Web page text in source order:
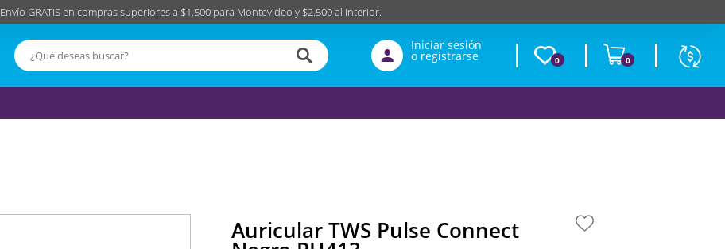
Envío GRATIS en compras superiores a $1.500 para Montevideo y $2.500 al Interior.
Iniciar sesión
o registrarse 0 0
Moneda
Según
$
Auricular TWS Pulse Connect